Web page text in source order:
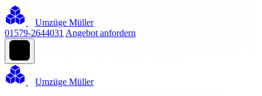
Umzüge Müller
01579-2644031 Angebot anfordern
Umzüge Müller